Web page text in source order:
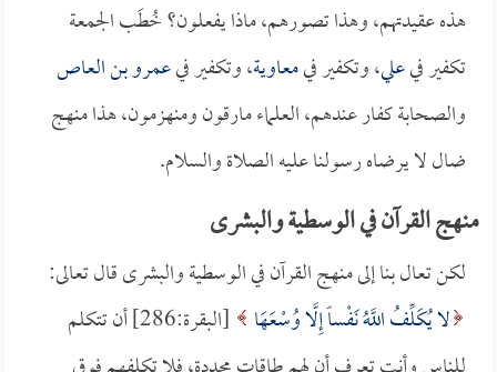
هذه عقيدتهم، وهذا تصورهم، ماذا يفعلون؟ خُطَب الجمعة
تكفير فيعلي، وتكفير فيمعاوية، وتكفير فيعمرو بن العاص
والصحابة كفار عندهم، العلماء مارقون ومنهزمون، هذا منهج
ضال لا يرضاه رسولنا عليه الصلاة والسلام.
منهج القرآن في الوسطية والبشرى
لكن تعال بنا إلى منهج القرآن في الوسطية والبشرى قال تعالى:
لا يُكَلِّفُ اللَّهُ نَفْساً إِلَّا وُسْعَهَا
[البقرة:286] أن تتكلم